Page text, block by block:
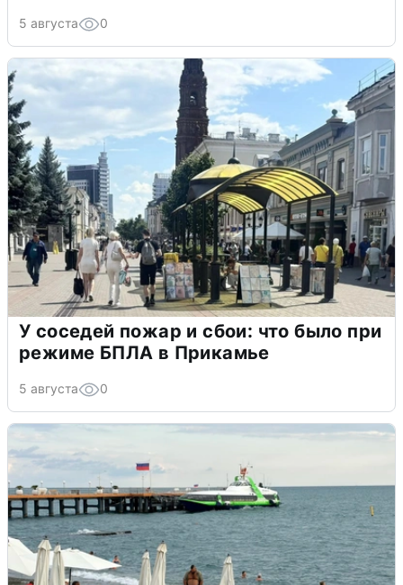
5 августа 0
У соседей пожар и сбои: что было при
режиме БПЛА в Прикамье
5 августа 0